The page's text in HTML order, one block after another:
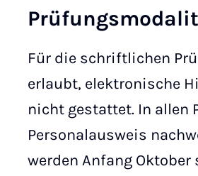
Für die schriftlichen
erlaubt, elektronische
nicht gestattet. In allen
Personalausweis
werden Anfang